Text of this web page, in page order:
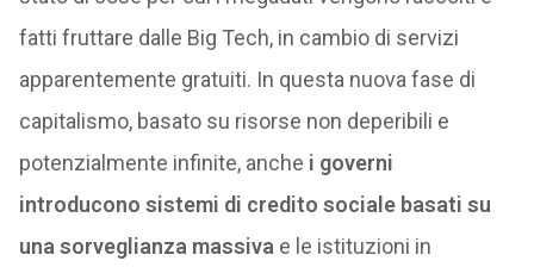
fatti fruttare dalle Big Tech, in cambio di servizi
apparentemente gratuiti. In questa nuova fase di
capitalismo, basato su risorse non deperibili e
potenzialmente infinite, anche i governi
introducono sistemi di credito sociale basati su
una sorveglianza massiva e le istituzioni in